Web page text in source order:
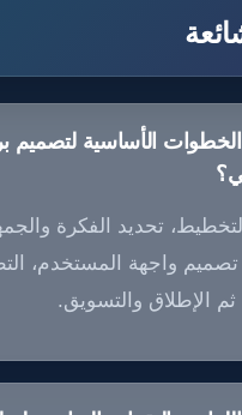
الأساسية لتصميم
تحديد الفكرة
تصميم واجهة المستخدم،
ثم الإطلاق والتسويق.